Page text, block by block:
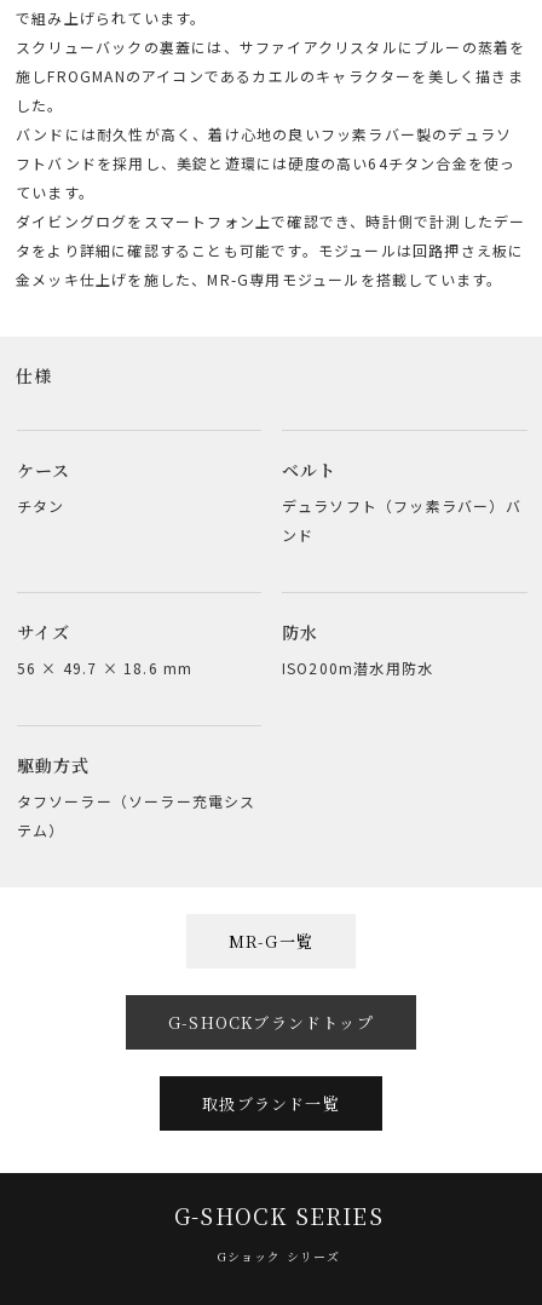
で組み上げられています。
スクリューバックの裏蓋には、サファイアクリスタルにブルーの蒸着を
施しFROGMANのアイコンであるカエルのキャラクターを美しく描きま
した。
バンドには耐久性が高く、着け心地の良いフッ素ラバー製のデュラソ
フトバンドを採用し、美錠と遊環には硬度の高い64チタン合金を使っ
ています。
ダイビングログをスマートフォン上で確認でき、時計側で計測したデー
タをより詳細に確認することも可能です。モジュールは回路押さえ板に
金メッキ仕上げを施した、MR-G専用モジュールを搭載しています。
仕様
ケース
チタン
ベルト
デュラソフト（フッ素ラバー）バ
ンド
サイズ
56 × 49.7 × 18.6 mm
防水
ISO200m潜水用防水
駆動方式
タフソーラー（ソーラー充電シス
テム）
MR-G一覧
G-SHOCKブランドトップ
取扱ブランド一覧
G-SHOCK SERIES
Gショック シリーズ